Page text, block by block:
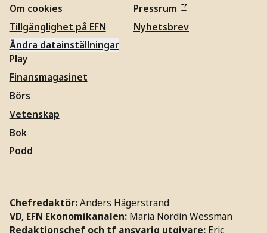
Om cookies
Tillgänglighet på EFN
Ändra datainställningar
Pressrum
Nyhetsbrev
Play
Finansmagasinet
Börs
Vetenskap
Bok
Podd
Chefredaktör:Anders Hägerstrand
VD, EFN Ekonomikanalen: Maria Nordin Wessman
Redaktionschef och tf ansvarig utgivare: Eric